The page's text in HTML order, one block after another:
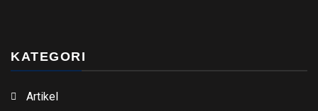
KATEGORI
Artikel